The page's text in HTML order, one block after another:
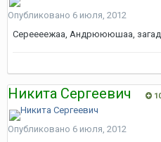
Опубликовано 6 июля, 2012
Сереееежаа, Андрюююшаа,
Никита Сергеевич
Опубликовано 6 июля, 2012